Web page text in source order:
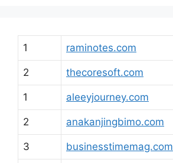
1 raminotes.com
2 thecoresoft.com
1 aleeyjourney.com
2 anakanjingbimo.com
3 businesstimemag.com